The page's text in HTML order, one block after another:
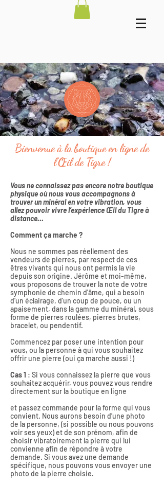
Bienvenue à la boutique en ligne de
l’Œil de Tigre !
Vous ne connaissez pas encore notre boutique
physique où nous vous accompagnons à
trouver un minéral en votre vibration, vous
allez pouvoir vivre l’expérience Œil du Tigre à
distance…
Comment ça marche ?
Nous ne sommes pas réellement des
vendeurs de pierres, par respect de ces
êtres vivants qui nous ont permis la vie
depuis son origine. Jérôme et moi-même,
vous proposons de trouver la note de votre
symphonie de chemin d'âme, qui a besoin
d’un éclairage, d’un coup de pouce, ou un
apaisement, dans la gamme du minéral, sous
forme de pierres roulées, pierres brutes,
bracelet, ou pendentif.
Commencez par poser une intention pour
vous, ou la personne à qui vous souhaitez
offrir une pierre (oui ça marche aussi !)
Cas 1 : Si vous connaissez la pierre que vous
souhaitez acquérir, vous pouvez vous rendre
directement sur la boutique en ligne
et passez commande pour la forme qui vous
convient. Nous aurons besoin d’une photo
de la personne, (si possible ou nous pouvons
voir ses yeux) et de son prénom, afin de
choisir vibratoirement la pierre qui lui
convienne afin de répondre à votre
demande. Si vous avez une demande
spécifique, nous pouvons vous envoyer une
photo de la pierre choisie.